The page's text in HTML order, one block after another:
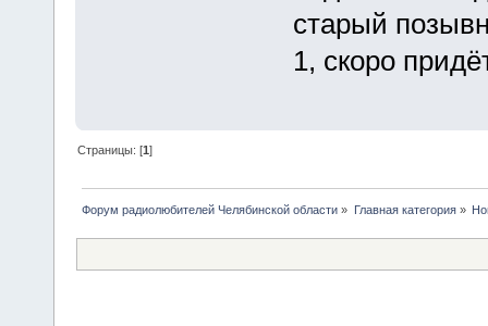
старый
1, скоро
Страницы: [1]
Форум радиолюбителей Челябинской области » Главная категория»